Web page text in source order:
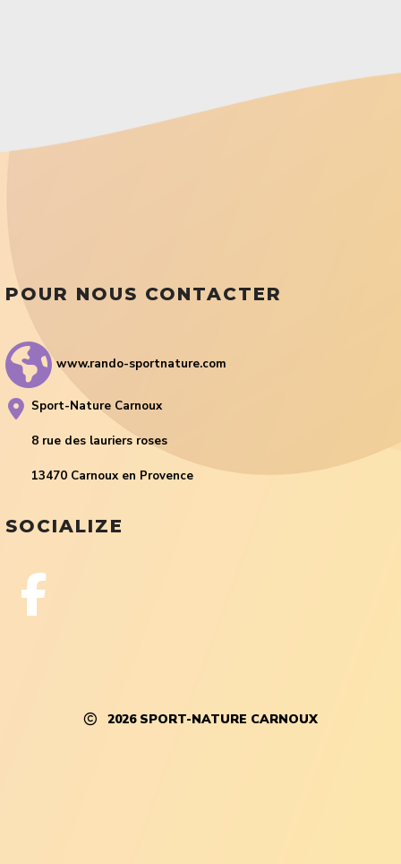
POUR NOUS CONTACTER
www.rando-sportnature.com
Sport-Nature Carnoux
8 rue des lauriers roses
13470 Carnoux en Provence
SOCIALIZE
2026 SPORT-NATURE CARNOUX